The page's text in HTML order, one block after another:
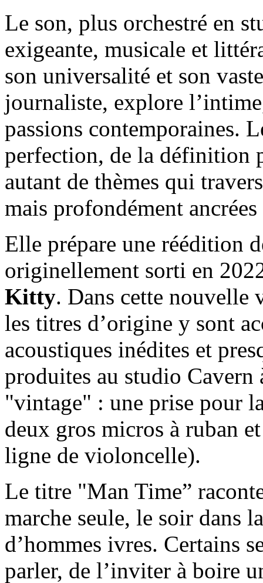
Le son, plus orchestré en
exigeante, musicale et
son universalité et son
journaliste, explore
passions contemporaines.
perfection, de la définition
autant de thèmes qui
mais profondément
Elle prépare une réédition
originellement sorti en
Kitty. Dans cette nouvelle
les titres d’origine y sont
acoustiques inédites et
produites au studio
"vintage" : une prise pour
deux gros micros à ruban
ligne de violoncelle).
Le titre "Man Time”
marche seule, le soir dans
d’hommes ivres. Certains
parler, de l’inviter à boire